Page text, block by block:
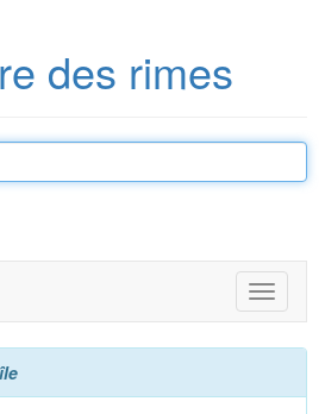
des rimes
Toggle
île